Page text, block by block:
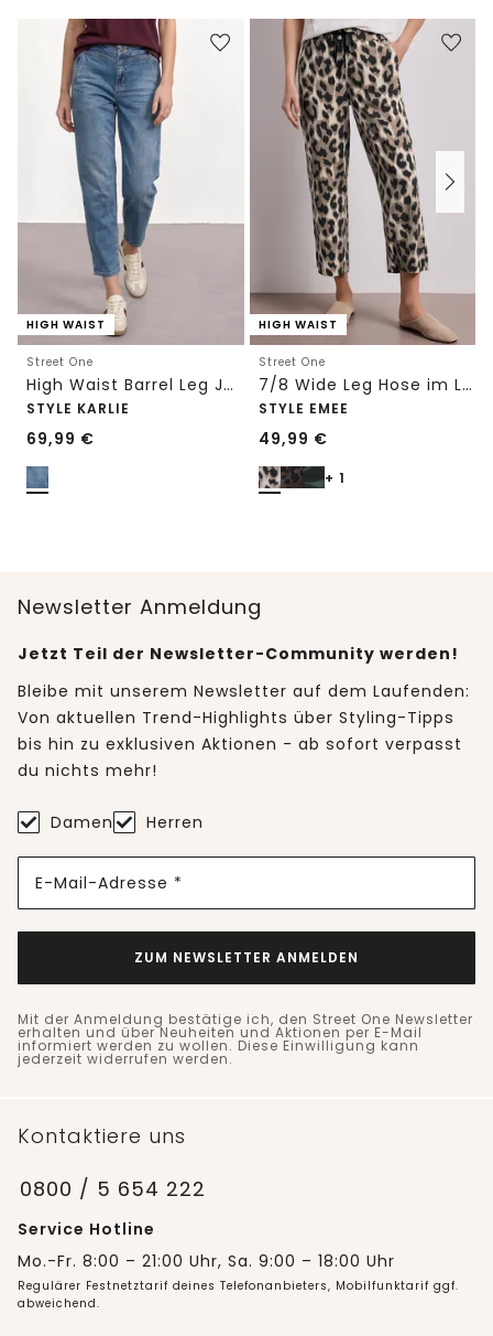
HIGH WAIST
Street One
High Waist Barrel Leg Jeans im Loose Fit
STYLE KARLIE
69,99 €
HIGH WAIST
Street One
7/8 Wide Leg Hose im Loose Fit mit Print
STYLE EMEE
49,99 €
+ 1
Newsletter Anmeldung
Jetzt Teil der Newsletter-Community werden!
Bleibe mit unserem Newsletter auf dem Laufenden:
Von aktuellen Trend-Highlights über Styling-Tipps
bis hin zu exklusiven Aktionen - ab sofort verpasst
du nichts mehr!
Damen Herren
E-Mail-Adresse *
ZUM NEWSLETTER ANMELDEN
Mit der Anmeldung bestätige ich, den Street One Newsletter
erhalten und über Neuheiten und Aktionen per E-Mail
informiert werden zu wollen. Diese Einwilligung kann
jederzeit widerrufen werden.
Kontaktiere uns
0800 / 5 654 222
Service Hotline
Mo.-Fr. 8:00 – 21:00 Uhr, Sa. 9:00 – 18:00 Uhr
Regulärer Festnetztarif deines Telefonanbieters, Mobilfunktarif ggf.
abweichend.